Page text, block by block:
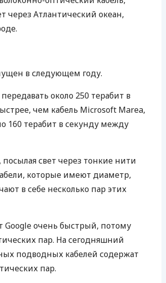
ЕЖЕМЕСЯЧНЫЙ ОБЗОР
через Атлантический океан,
в следующем году.
около 250 терабит в
чем кабель Microsoft Marea,
160 терабит в секунду между
свет через тонкие нити
которые имеют диаметр,
в себе несколько пар этих
Google очень быстрый, потому
пар. На сегодняшний
подводных кабелей содержат
пар.